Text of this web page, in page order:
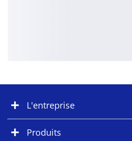
L'entreprise
Produits